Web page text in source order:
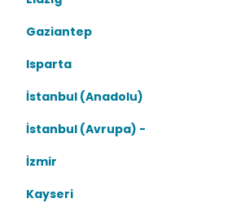
Gaziantep
Isparta
İstanbul (Anadolu)
İstanbul (Avrupa) -
İzmir
Kayseri